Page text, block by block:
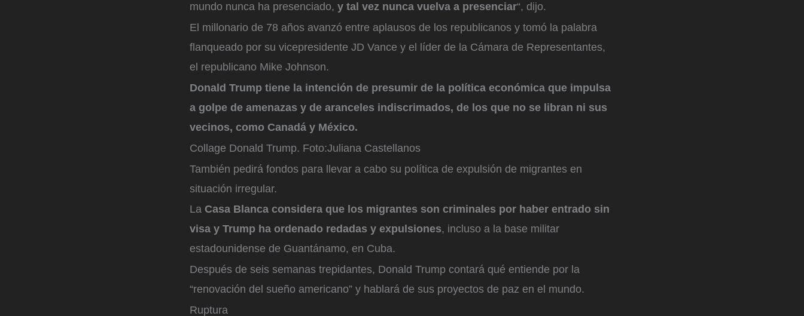
mundo nunca ha presenciado, y tal vez nunca vuelva a presenciar“, dijo.
El millonario de 78 años avanzó entre aplausos de los republicanos y tomó la palabra
flanqueado por su vicepresidente JD Vance y el líder de la Cámara de Representantes,
el republicano Mike Johnson.
Donald Trump tiene la intención de presumir de la política económica que impulsa
a golpe de amenazas y de aranceles indiscrimados, de los que no se libran ni sus
vecinos, como Canadá y México.
Collage Donald Trump. Foto:Juliana Castellanos
También pedirá fondos para llevar a cabo su política de expulsión de migrantes en
situación irregular.
La Casa Blanca considera que los migrantes son criminales por haber entrado sin
visa y Trump ha ordenado redadas y expulsiones, incluso a la base militar
estadounidense de Guantánamo, en Cuba.
Después de seis semanas trepidantes, Donald Trump contará qué entiende por la
“renovación del sueño americano” y hablará de sus proyectos de paz en el mundo.
Ruptura